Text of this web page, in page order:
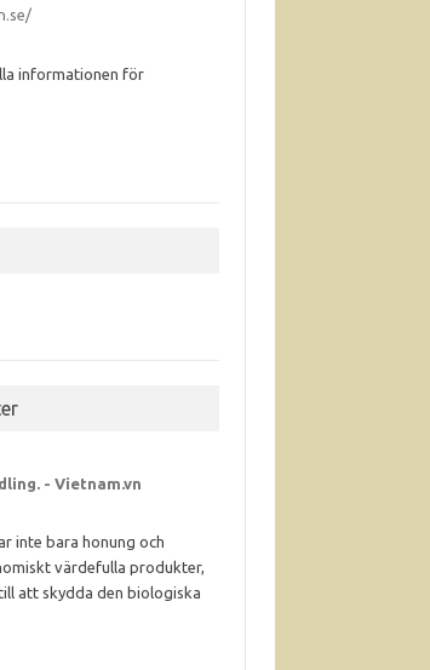
informationen för
. - Vietnam.vn
inte bara honung och
värdefulla produkter,
att skydda den biologiska